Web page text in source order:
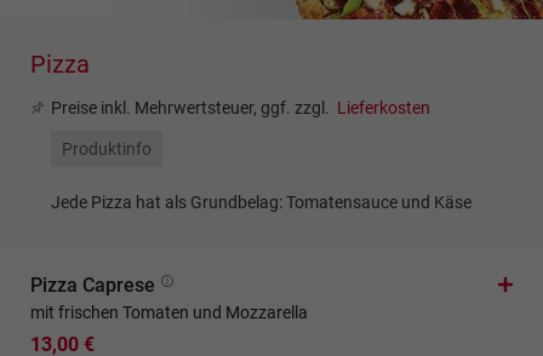
Pizza
Preise inkl. Mehrwertsteuer, ggf. zzgl. Lieferkosten
Produktinfo
Jede Pizza hat als Grundbelag: Tomatensauce und Käse
Pizza Caprese
mit frischen Tomaten und Mozzarella
13,00 €